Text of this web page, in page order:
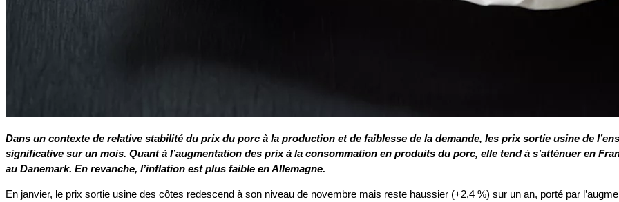
Dans un contexte de relative stabilité du prix du porc à la production et de faiblesse de la demande, les prix sortie usine de
significative sur un mois. Quant à l’augmentation des prix à la consommation en produits du porc, elle tend à s’atténuer en
au Danemark. En revanche, l’inflation est plus faible en Allemagne.
En janvier, le prix sortie usine des côtes redescend à son niveau de novembre mais reste haussier (+2,4 %) sur un an, porté par